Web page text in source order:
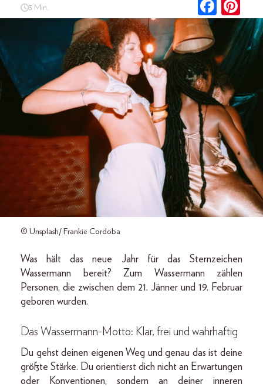
3 Min.
© Unsplash/ Frankie Cordoba
Was hält das neue Jahr für das Sternzeichen
Wassermann bereit? Zum Wassermann zählen
Personen, die zwischen dem 21. Jänner und 19. Februar
geboren wurden.
Das Wassermann-Motto: Klar, frei und wahrhaftig
Du gehst deinen eigenen Weg und genau das ist deine
größte Stärke. Du orientierst dich nicht an Erwartungen
oder Konventionen, sondern an deiner inneren